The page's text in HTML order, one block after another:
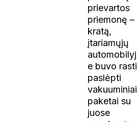
prievartos
priemonę –
kratą,
įtariamųjų
automobilyj
e buvo rasti
paslėpti
vakuuminiai
paketai su
juose